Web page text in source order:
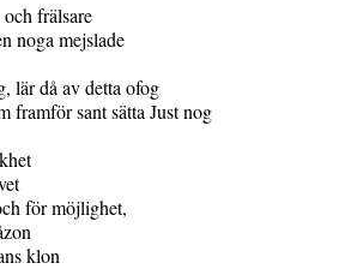
frälsare
noga mejslade
lär då av detta ofog
framför sant sätta Just nog
för möjlighet,
klon